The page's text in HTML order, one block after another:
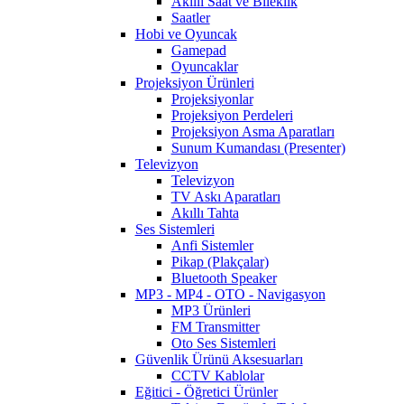
Saatler
Hobi ve Oyuncak
Gamepad
Oyuncaklar
Projeksiyon Ürünleri
Projeksiyonlar
Projeksiyon Perdeleri
Projeksiyon Asma Aparatları
Sunum Kumandası (Presenter)
Televizyon
Televizyon
TV Askı Aparatları
Akıllı Tahta
Ses Sistemleri
Anfi Sistemler
Pikap (Plakçalar)
Bluetooth Speaker
MP3 - MP4 - OTO - Navigasyon
MP3 Ürünleri
FM Transmitter
Oto Ses Sistemleri
Güvenlik Ürünü Aksesuarları
CCTV Kablolar
Eğitici - Öğretici Ürünler